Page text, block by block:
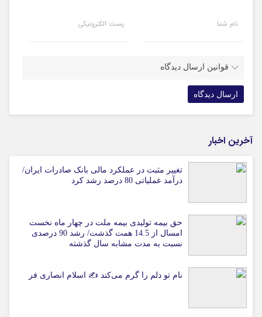
نام شما پست الکترونیکی
قوانین ارسال دیدگاه
آخرین اخبار
تغییر مثبت در عملکرد مالی بانک صادرات ایران/
درآمد عملیاتی 80 درصد رشد کرد
حق بیمه تولیدی بیمه ملت در چهار ماه نخست
امسال از 14.5 همت گذشت/ رشد 90 درصدی
نسبت به مدت مشابه سال گذشته
نام تو دلم را گرم می‌کند ✍️ اسلام انصاری فر